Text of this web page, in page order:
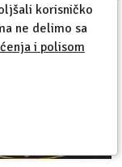
korisničko
ne delimo sa
i polisom